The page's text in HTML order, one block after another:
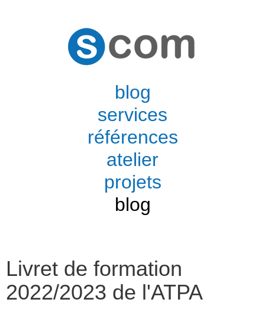
blog
services
références
atelier
projets
blog
Livret de formation
2022/2023 de l'ATPA